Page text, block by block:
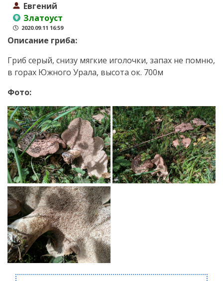
Евгений
Златоуст
2020.09.11 16:59
Описание гриба:
Гриб серый, снизу мягкие иголочки, запах не помню,
в горах Южного Урала, высота ок. 700м
Фото: